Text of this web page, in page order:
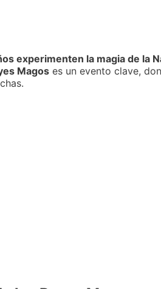
experimenten la magia de la
Magos es un evento clave,